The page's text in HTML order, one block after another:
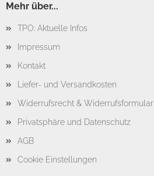
Mehr über...
TPO: Aktuelle Infos
Impressum
Kontakt
Liefer- und Versandkosten
Widerrufsrecht & Widerrufsformular
Privatsphäre und Datenschutz
AGB
Cookie Einstellungen